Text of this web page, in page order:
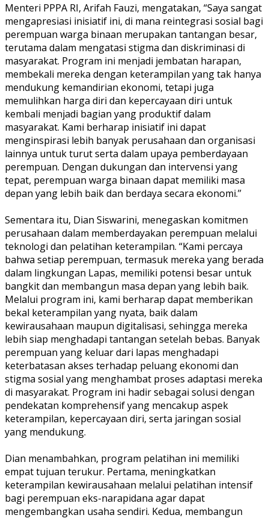
Menteri PPPA RI, Arifah Fauzi, mengatakan, “Saya sangat
mengapresiasi inisiatif ini, di mana reintegrasi sosial bagi
perempuan warga binaan merupakan tantangan besar,
terutama dalam mengatasi stigma dan diskriminasi di
masyarakat. Program ini menjadi jembatan harapan,
membekali mereka dengan keterampilan yang tak hanya
mendukung kemandirian ekonomi, tetapi juga
memulihkan harga diri dan kepercayaan diri untuk
kembali menjadi bagian yang produktif dalam
masyarakat. Kami berharap inisiatif ini dapat
menginspirasi lebih banyak perusahaan dan organisasi
lainnya untuk turut serta dalam upaya pemberdayaan
perempuan. Dengan dukungan dan intervensi yang
tepat, perempuan warga binaan dapat memiliki masa
depan yang lebih baik dan berdaya secara ekonomi.’’
Sementara itu, Dian Siswarini, menegaskan komitmen
perusahaan dalam memberdayakan perempuan melalui
teknologi dan pelatihan keterampilan. “Kami percaya
bahwa setiap perempuan, termasuk mereka yang berada
dalam lingkungan Lapas, memiliki potensi besar untuk
bangkit dan membangun masa depan yang lebih baik.
Melalui program ini, kami berharap dapat memberikan
bekal keterampilan yang nyata, baik dalam
kewirausahaan maupun digitalisasi, sehingga mereka
lebih siap menghadapi tantangan setelah bebas. Banyak
perempuan yang keluar dari lapas menghadapi
keterbatasan akses terhadap peluang ekonomi dan
stigma sosial yang menghambat proses adaptasi mereka
di masyarakat. Program ini hadir sebagai solusi dengan
pendekatan komprehensif yang mencakup aspek
keterampilan, kepercayaan diri, serta jaringan sosial
yang mendukung.
Dian menambahkan, program pelatihan ini memiliki
empat tujuan terukur. Pertama, meningkatkan
keterampilan kewirausahaan melalui pelatihan intensif
bagi perempuan eks-narapidana agar dapat
mengembangkan usaha sendiri. Kedua, membangun